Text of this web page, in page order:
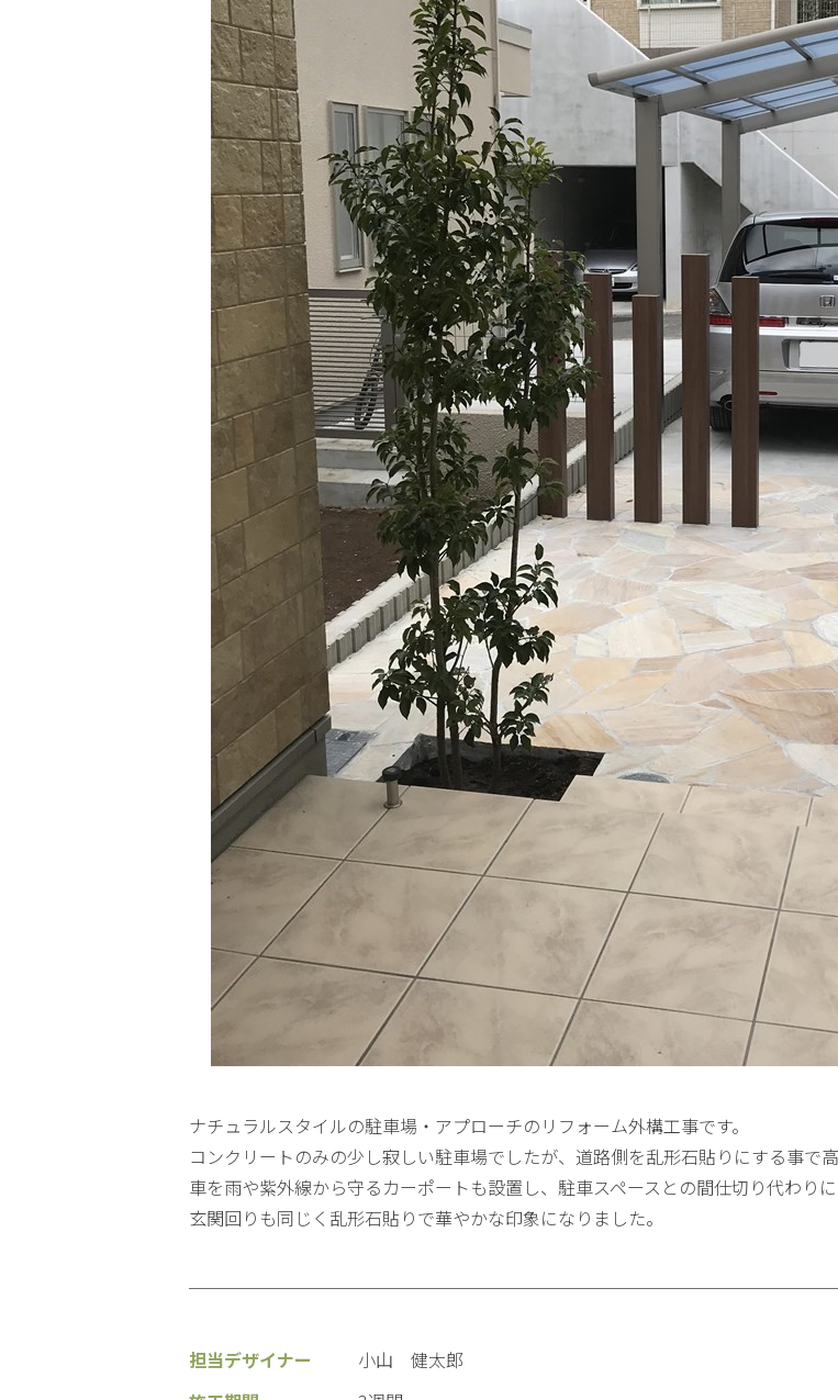
ナチュラルスタイルの駐車場・アプローチのリフォーム外構工事です。
コンクリートのみの少し寂しい駐車場でしたが、道路側を乱形石貼りにする事で
車を雨や紫外線から守るカーポートも設置し、駐車スペースとの間仕切り代わり
玄関回りも同じく乱形石貼りで華やかな印象になりました。
担当デザイナー
小山 健太郎